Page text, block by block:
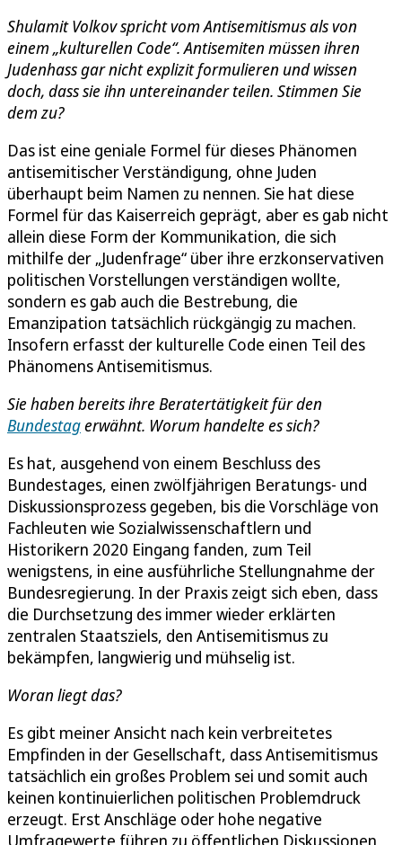
Shulamit Volkov spricht vom Antisemitismus als von
einem „kulturellen Code“. Antisemiten müssen ihren
Judenhass gar nicht explizit formulieren und wissen
doch, dass sie ihn untereinander teilen. Stimmen Sie
dem zu?
Das ist eine geniale Formel für dieses Phänomen
antisemitischer Verständigung, ohne Juden
überhaupt beim Namen zu nennen. Sie hat diese
Formel für das Kaiserreich geprägt, aber es gab nicht
allein diese Form der Kommunikation, die sich
mithilfe der „Judenfrage“ über ihre erzkonservativen
politischen Vorstellungen verständigen wollte,
sondern es gab auch die Bestrebung, die
Emanzipation tatsächlich rückgängig zu machen.
Insofern erfasst der kulturelle Code einen Teil des
Phänomens Antisemitismus.
Sie haben bereits ihre Beratertätigkeit für den
Bundestagerwähnt. Worum handelte es sich?
Es hat, ausgehend von einem Beschluss des
Bundestages, einen zwölfjährigen Beratungs- und
Diskussionsprozess gegeben, bis die Vorschläge von
Fachleuten wie Sozialwissenschaftlern und
Historikern 2020 Eingang fanden, zum Teil
wenigstens, in eine ausführliche Stellungnahme der
Bundesregierung. In der Praxis zeigt sich eben, dass
die Durchsetzung des immer wieder erklärten
zentralen Staatsziels, den Antisemitismus zu
bekämpfen, langwierig und mühselig ist.
Woran liegt das?
Es gibt meiner Ansicht nach kein verbreitetes
Empfinden in der Gesellschaft, dass Antisemitismus
tatsächlich ein großes Problem sei und somit auch
keinen kontinuierlichen politischen Problemdruck
erzeugt. Erst Anschläge oder hohe negative
Umfragewerte führen zu öffentlichen Diskussionen